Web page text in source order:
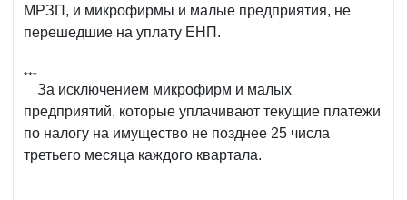
МРЗП, и микрофирмы и малые предприятия, не
перешедшие на уплату ЕНП.
***
За исключением микрофирм и малых
предприятий, которые уплачивают текущие платежи
по налогу на имущество не позднее 25 числа
третьего месяца каждого квартала.